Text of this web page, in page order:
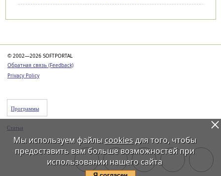
© 2002—2026 SOFTPORTAL
Обратная связь (Feedback)
Privacy Policy
Программы
Статьи
Мы используем файлы cookiesдля того, чтобы
предоставить вам больше возможностей при
использовании нашего сайта